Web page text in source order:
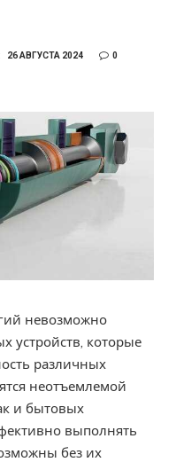
26 АВГУСТА 2024 0
невозможно
устройств, которые
различных
неотъемлемой
и бытовых
выполнять
без их